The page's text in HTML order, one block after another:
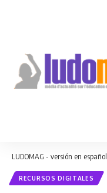
LUDOMAG - versión en español
RECURSOS DIGITALES